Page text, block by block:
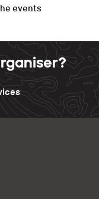
events